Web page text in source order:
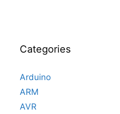
Categories
Arduino
ARM
AVR